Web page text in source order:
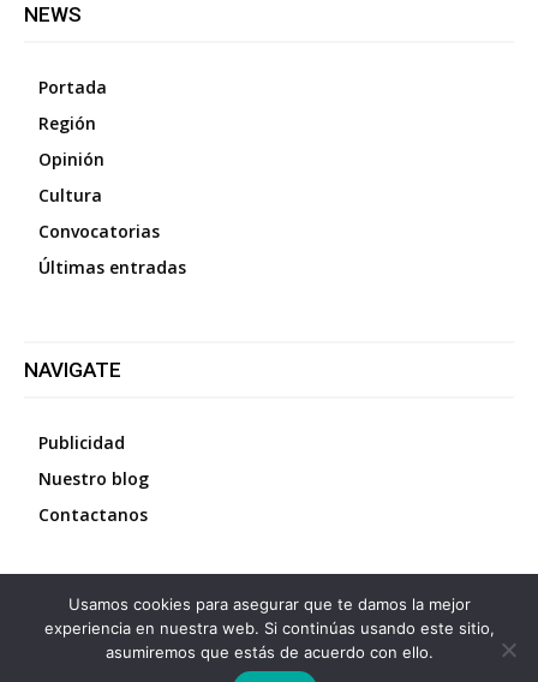
NEWS
Portada
Región
Opinión
Cultura
Convocatorias
Últimas entradas
NAVIGATE
Publicidad
Nuestro blog
Contactanos
©2026 Diario La Protesta.es- Todos los derechos
reservados
Usamos cookies para asegurar que te damos la mejor
experiencia en nuestra web. Si continúas usando este sitio,
asumiremos que estás de acuerdo con ello.